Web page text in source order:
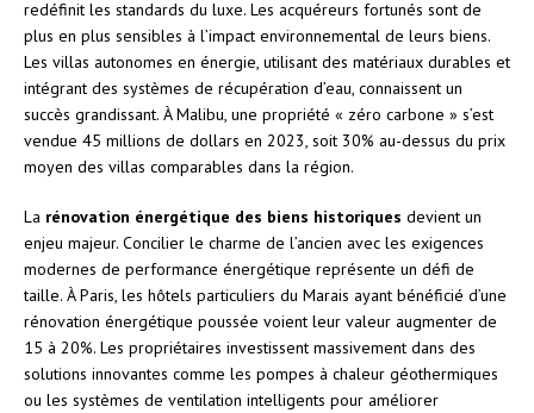
redéfinit les standards du luxe. Les acquéreurs fortunés sont de
plus en plus sensibles à l’impact environnemental de leurs biens.
Les villas autonomes en énergie, utilisant des matériaux durables et
intégrant des systèmes de récupération d’eau, connaissent un
succès grandissant. À Malibu, une propriété « zéro carbone » s’est
vendue 45 millions de dollars en 2023, soit 30% au-dessus du prix
moyen des villas comparables dans la région.
La rénovation énergétique des biens historiques devient un
enjeu majeur. Concilier le charme de l’ancien avec les exigences
modernes de performance énergétique représente un défi de
taille. À Paris, les hôtels particuliers du Marais ayant bénéficié d’une
rénovation énergétique poussée voient leur valeur augmenter de
15 à 20%. Les propriétaires investissent massivement dans des
solutions innovantes comme les pompes à chaleur géothermiques
ou les systèmes de ventilation intelligents pour améliorer